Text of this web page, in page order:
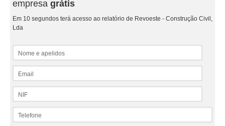
empresa grátis
Em 10 segundos terá acesso ao relatório de Revoeste - Construção Civil,
Lda